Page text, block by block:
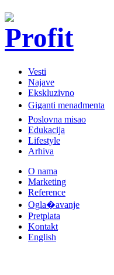
Vesti
Najave
Ekskluzivno
Giganti menadmenta
Poslovna misao
Edukacija
Lifestyle
Arhiva
O nama
Marketing
Reference
Ogla�avanje
Pretplata
Kontakt
English